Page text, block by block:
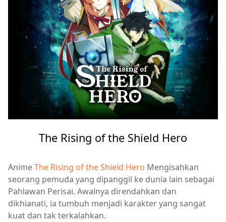
The Rising of the Shield Hero
AnimeThe Rising of the Shield Hero Mengisahkan
seorang pemuda yang dipanggil ke dunia lain sebagai
Pahlawan Perisai. Awalnya direndahkan dan
dikhianati, ia tumbuh menjadi karakter yang sangat
kuat dan tak terkalahkan.